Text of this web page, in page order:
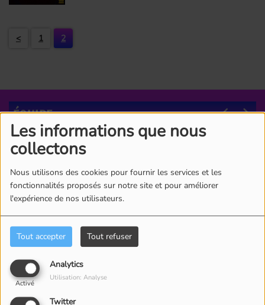
Les informations que nous
collectons
Nous utilisons des cookies pour fournir les services et les
fonctionnalités proposés sur notre site et pour améliorer
l'expérience de nos utilisateurs.
Tout accepter Tout refuser
Analytics
Activé
Utilisation: Analyse
Twitter
< 1 2
ÉQUIPE